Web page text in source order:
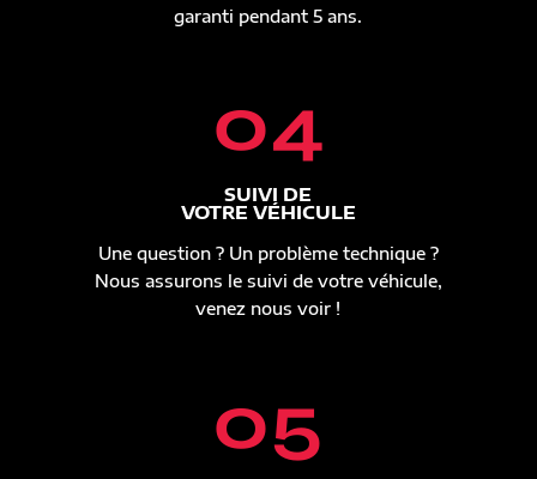
garanti pendant 5 ans.
04
SUIVI DE
VOTRE VÉHICULE
Une question ? Un problème technique ?
Nous assurons le suivi de votre véhicule,
venez nous voir !
05